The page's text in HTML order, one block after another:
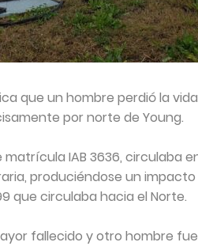
que un hombre perdió la
por norte de Young.
IAB 3636, circulaba
produciéndose un
que circulaba hacia el Norte.
fallecido y otro hombre